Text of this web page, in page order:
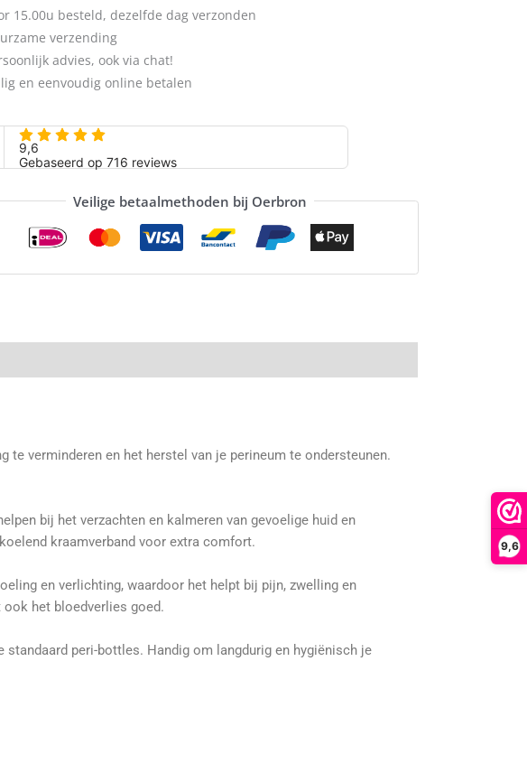
9,6
15.00u besteld, dezelfde dag verzonden
verzending
advies, ook via chat!
en eenvoudig online betalen
Veilige betaalmethoden bij Oerbron
verminderen en het herstel van je perineum te ondersteunen.
bij het verzachten en kalmeren van gevoelige huid en
kraamverband voor extra comfort.
en verlichting, waardoor het helpt bij pijn, zwelling en
ook het bloedverlies goed.
peri-bottles. Handig om langdurig en hygiënisch je